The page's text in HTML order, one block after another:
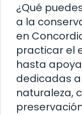
¿Qué
a la
en
practicar el
hasta
dedicadas
naturaleza,